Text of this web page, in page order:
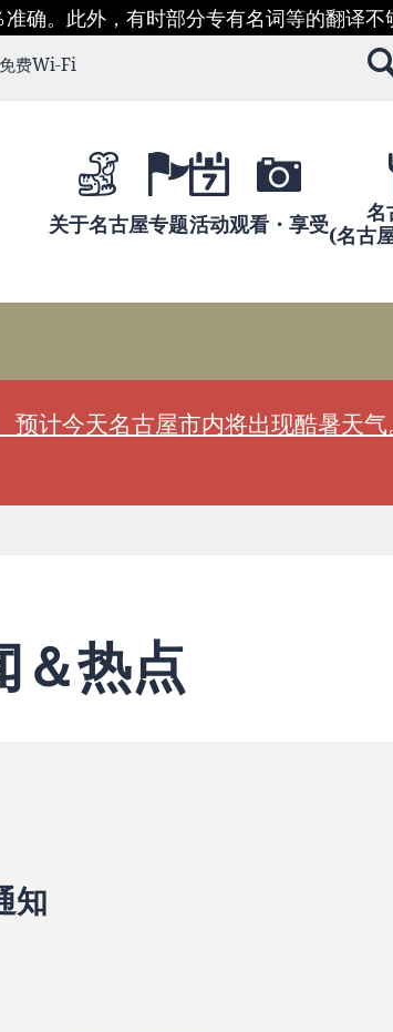
确。此外，有时部分专有名词等的翻译不
免费Wi-Fi
关于名古屋专题活动观看・享受
名
(名古
预计今天名古屋市内将出现酷暑天
＆热点
知